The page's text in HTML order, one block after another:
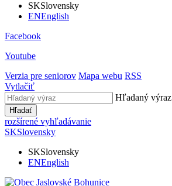
SKSlovensky
ENEnglish
Facebook
Youtube
Verzia pre seniorov Mapa webu RSS
Vytlačiť
Hľadaný výraz
Hľadať
rozšírené vyhľadávanie
SKSlovensky
SKSlovensky
ENEnglish